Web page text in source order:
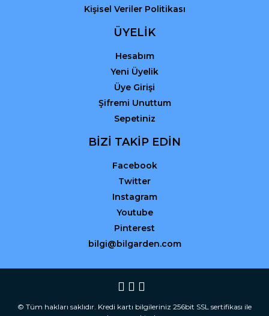
Kişisel Veriler Politikası
ÜYELİK
Hesabım
Yeni Üyelik
Üye Girişi
Şifremi Unuttum
Sepetiniz
BİZİ TAKİP EDİN
Facebook
Twitter
Instagram
Youtube
Pinterest
bilgi@bilgarden.com
© Tüm hakları saklıdır. Kredi kartı bilgileriniz 256bit SSL sertifikası ile